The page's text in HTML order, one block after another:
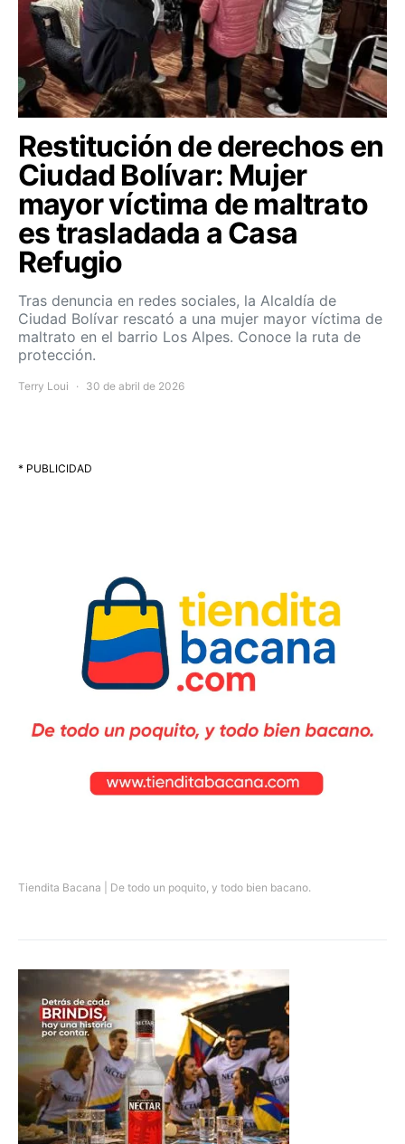
Restitución de derechos en
Ciudad Bolívar: Mujer
mayor víctima de maltrato
es trasladada a Casa
Refugio
Tras denuncia en redes sociales, la Alcaldía de
Ciudad Bolívar rescató a una mujer mayor víctima de
maltrato en el barrio Los Alpes. Conoce la ruta de
protección.
Terry Loui 30 de abril de 2026
* PUBLICIDAD
Tiendita Bacana | De todo un poquito, y todo bien bacano.